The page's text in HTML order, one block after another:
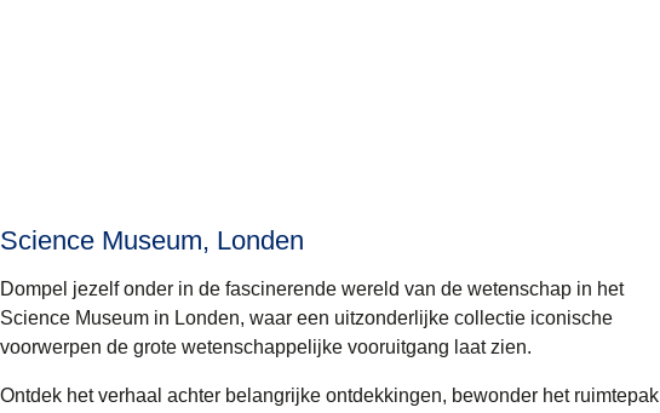
Science Museum, Londen
Dompel jezelf onder in de fascinerende wereld van de wetenschap in het
Science Museum in Londen, waar een uitzonderlijke collectie iconische
voorwerpen de grote wetenschappelijke vooruitgang laat zien.
Ontdek het verhaal achter belangrijke ontdekkingen, bewonder het ruimtepak